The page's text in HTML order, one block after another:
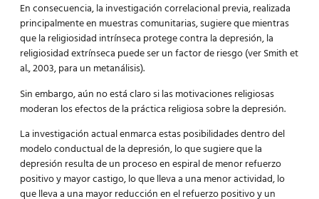
En consecuencia, la investigación correlacional previa, realizada
principalmente en muestras comunitarias, sugiere que mientras
que la religiosidad intrínseca protege contra la depresión, la
religiosidad extrínseca puede ser un factor de riesgo (ver Smith et
al., 2003, para un metanálisis).
Sin embargo, aún no está claro si las motivaciones religiosas
moderan los efectos de la práctica religiosa sobre la depresión.
La investigación actual enmarca estas posibilidades dentro del
modelo conductual de la depresión, lo que sugiere que la
depresión resulta de un proceso en espiral de menor refuerzo
positivo y mayor castigo, lo que lleva a una menor actividad, lo
que lleva a una mayor reducción en el refuerzo positivo y un